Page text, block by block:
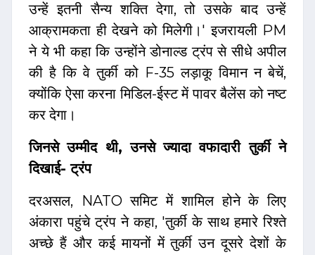
उन्हें इतनी सैन्य शक्ति देगा, तो उसके बाद उन्हें
आक्रामकता ही देखने को मिलेगी।' इजरायली PM
ने ये भी कहा कि उन्होंने डोनाल्ड ट्रंप से सीधे अपील
की है कि वे तुर्की को F-35 लड़ाकू विमान न बेचें,
क्योंकि ऐसा करना मिडिल-ईस्ट में पावर बैलेंस को नष्ट
कर देगा।
जिनसे उम्मीद थी, उनसे ज्यादा वफादारी तुर्की ने
दिखाई- ट्रंप
दरअसल, NATO समिट में शामिल होने के लिए
अंकारा पहुंचे ट्रंप ने कहा, 'तुर्की के साथ हमारे रिश्ते
अच्छे हैं और कई मायनों में तुर्की उन दूसरे देशों के